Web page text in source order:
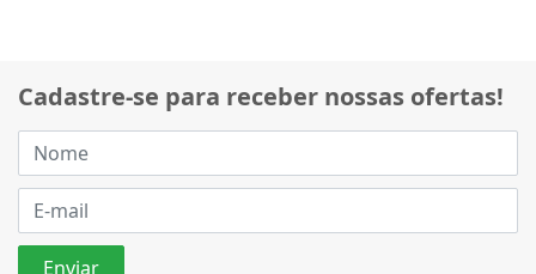
Cadastre-se para receber nossas ofertas!